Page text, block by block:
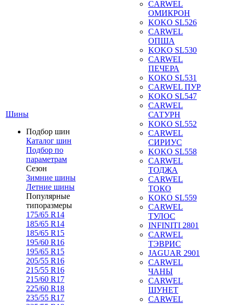
Шины
Подбор шин
Каталог шин
Подбор по
параметрам
Сезон
Зимние шины
Летние шины
Популярные
типоразмеры
175/65 R14
185/65 R14
185/65 R15
195/60 R16
195/65 R15
205/55 R16
215/55 R16
215/60 R17
225/60 R18
235/55 R17
CARWEL
ОМИКРОН
KOKO SL526
CARWEL
ОПША
KOKO SL530
CARWEL
ПЕЧЕРА
KOKO SL531
CARWEL ПУР
KOKO SL547
CARWEL
САТУРН
KOKO SL552
CARWEL
СИРИУС
KOKO SL558
CARWEL
ТОДЖА
CARWEL
ТОКО
KOKO SL559
CARWEL
ТУЛОС
INFINITI 2801
CARWEL
ТЭВРИС
JAGUAR 2901
CARWEL
ЧАНЫ
CARWEL
ШУНЕТ
CARWEL